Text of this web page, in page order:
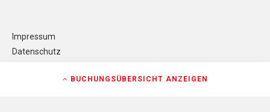
BUCHUNGSÜBERSICHT ANZEIGEN
Impressum
Datenschutz